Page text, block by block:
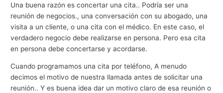
Una buena razón es concertar una cita.. Podría ser una
reunión de negocios., una conversación con su abogado, una
visita a un cliente, o una cita con el médico. En este caso, el
verdadero negocio debe realizarse en persona. Pero esa cita
en persona debe concertarse y acordarse.
Cuando programamos una cita por teléfono, A menudo
decimos el motivo de nuestra llamada antes de solicitar una
reunión.. Y es buena idea dar un motivo claro de esa reunión o